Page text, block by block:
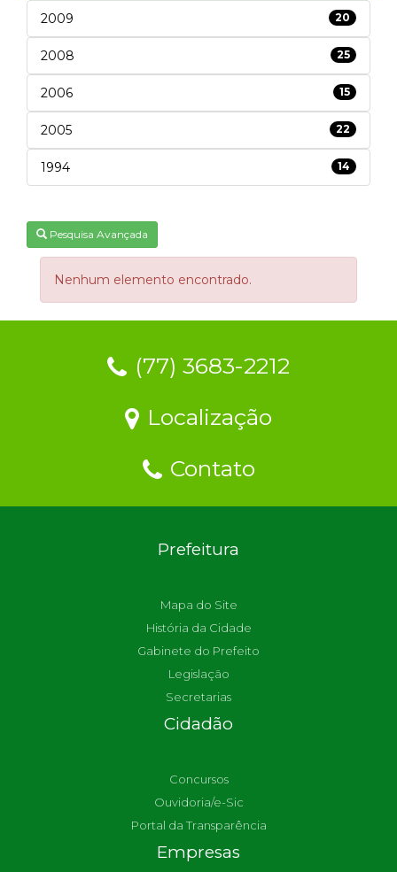
2009 20
2008 25
2006 15
2005 22
1994 14
Pesquisa Avançada
Nenhum elemento encontrado.
(77) 3683-2212
Localização
Contato
Prefeitura
Mapa do Site
História da Cidade
Gabinete do Prefeito
Legislação
Secretarias
Cidadão
Concursos
Ouvidoria/e-Sic
Portal da Transparência
Empresas